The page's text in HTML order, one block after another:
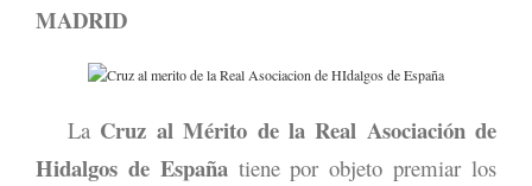
MADRID
La Cruz al Mérito de la Real Asociación de
Hidalgos de Españatiene por objeto premiar los